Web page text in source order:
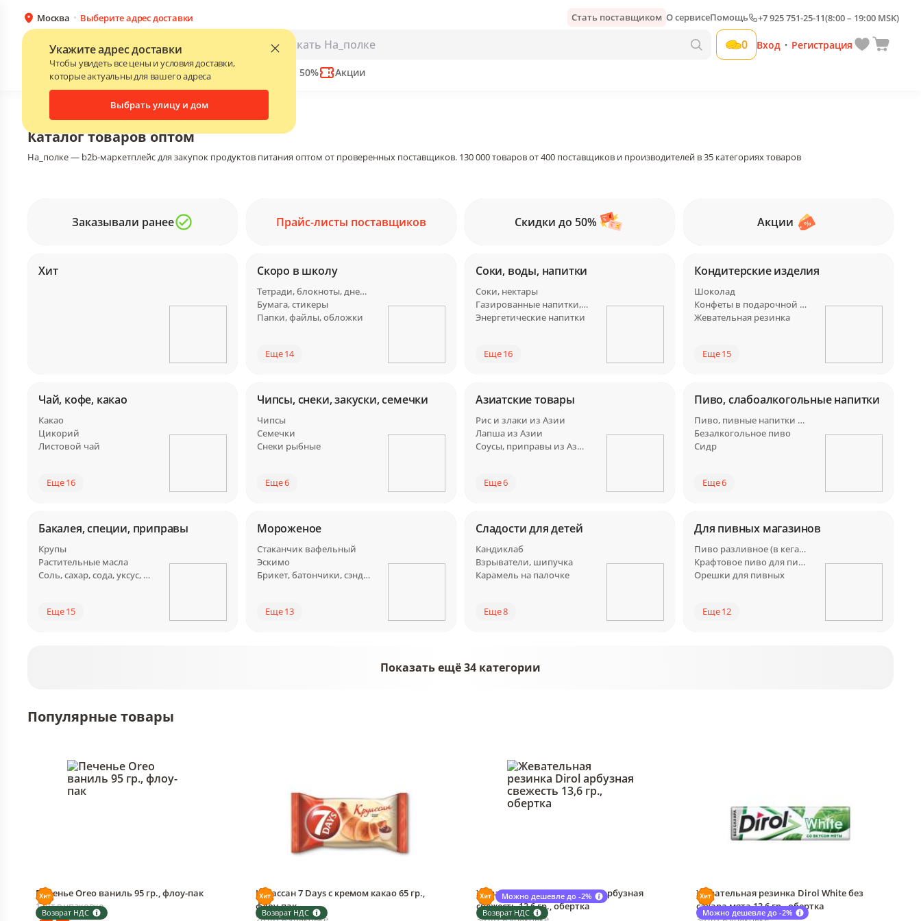
Москва Выберите адрес доставки
Укажите адрес доставки
Чтобы увидеть все цены и условия доставки,
которые актуальны для вашего адреса
Выбрать улицу и дом
Стать поставщиком О сервисеПомощь +7 925 751-25-11(8:00 – 19:00 MSK)
Каталог 0 Вход • Регистрация
БрендыПрайс-листы поставщиков Скидки до 50% Акции
Каталог
Каталог товаров оптом
На_полке — b2b-маркетплейс для закупок продуктов питания оптом от проверенных поставщиков. 130 000 товаров от 400 поставщиков и производителей в 35 категориях товаров
Заказывали ранее Прайс-листы поставщиков Скидки до 50% Акции
Хит Скоро в школу
Тетради, блокноты, дневники
Бумага, стикеры
Папки, файлы, обложки
Еще 14
Соки, воды, напитки
Соки, нектары
Газированные напитки, лимонады
Энергетические напитки
Еще 16
Кондитерские изделия
Шоколад
Конфеты в подарочной упаковке
Жевательная резинка
Еще 15
Чай, кофе, какао
Какао
Цикорий
Листовой чай
Еще 16
Чипсы, снеки, закуски, семечки
Чипсы
Семечки
Снеки рыбные
Еще 6
Азиатские товары
Рис и злаки из Азии
Лапша из Азии
Соусы, приправы из Азии
Еще 6
Пиво, слабоалкогольные напитки
Пиво, пивные напитки Россия
Безалкогольное пиво
Сидр
Еще 6
Бакалея, специи, приправы
Крупы
Растительные масла
Соль, сахар, сода, уксус, заменители
Еще 15
Мороженое
Стаканчик вафельный
Эскимо
Брикет, батончики, сэндвичи
Еще 13
Сладости для детей
Кандиклаб
Взрыватели, шипучка
Карамель на палочке
Еще 8
Для пивных магазинов
Пиво разливное (в кегах) для пивных
Крафтовое пиво для пивных
Орешки для пивных
Еще 12
Показать ещё 34 категории
Популярные товары
Возврат НДС
Печенье Oreo ваниль 95 гр., флоу-пак
1 шт в упаковке
Возврат НДС
Круассан 7 Days с кремом какао 65 гр.,
флоу-пак
Можно дешевле до -2%
Возврат НДС
Жевательная резинка Dirol арбузная
свежесть 13,6 гр., обертка
Можно дешевле до -2%
Жевательная резинка Dirol White без
сахара мята 13,6 гр., обертка